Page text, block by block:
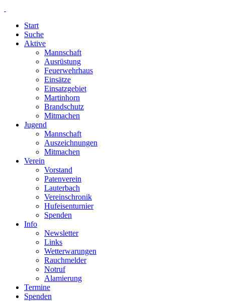
Start
Suche
Aktive
Mannschaft
Ausrüstung
Feuerwehrhaus
Einsätze
Einsatzgebiet
Martinhorn
Brandschutz
Mitmachen
Jugend
Mannschaft
Auszeichnungen
Mitmachen
Verein
Vorstand
Patenverein
Lauterbach
Vereinschronik
Hufeisenturnier
Spenden
Info
Newsletter
Links
Wetterwarungen
Rauchmelder
Notruf
Alamierung
Termine
Spenden